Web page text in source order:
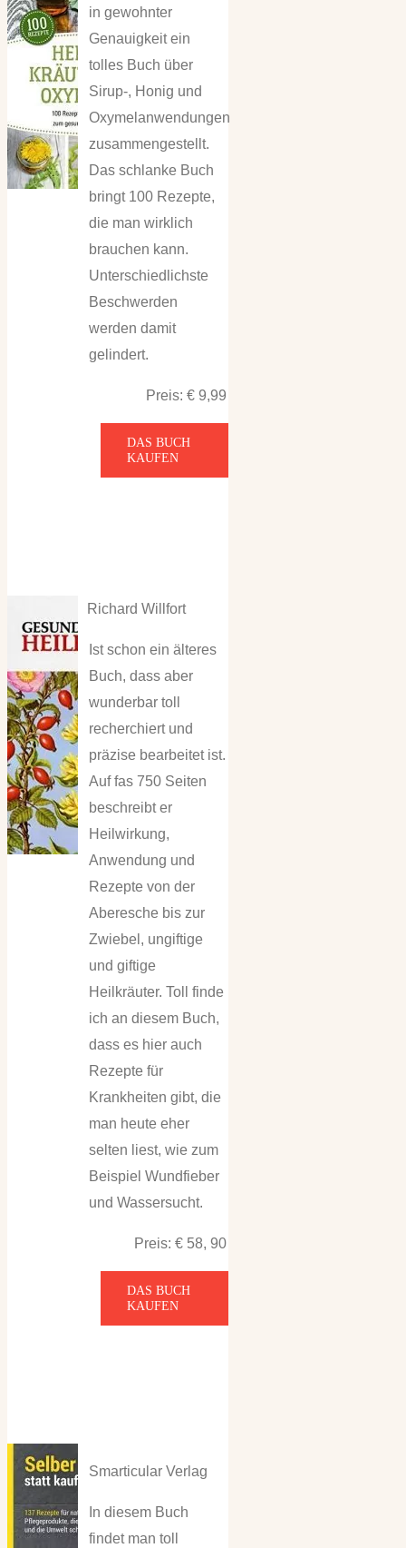
in gewohnter
Genauigkeit ein
tolles Buch über
Sirup-, Honig und
Oxymelanwendungen
zusammengestellt.
Das schlanke Buch
bringt 100 Rezepte,
die man wirklich
brauchen kann.
Unterschiedlichste
Beschwerden
werden damit
gelindert.
Preis: € 9,99
DAS BUCH
KAUFEN
Richard Willfort
Ist schon ein älteres
Buch, dass aber
wunderbar toll
recherchiert und
präzise bearbeitet ist.
Auf fas 750 Seiten
beschreibt er
Heilwirkung,
Anwendung und
Rezepte von der
Aberesche bis zur
Zwiebel, ungiftige
und giftige
Heilkräuter. Toll finde
ich an diesem Buch,
dass es hier auch
Rezepte für
Krankheiten gibt, die
man heute eher
selten liest, wie zum
Beispiel Wundfieber
und Wassersucht.
Preis: € 58, 90
DAS BUCH
KAUFEN
Smarticular Verlag
In diesem Buch
findet man toll